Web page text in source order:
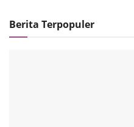
Berita Terpopuler